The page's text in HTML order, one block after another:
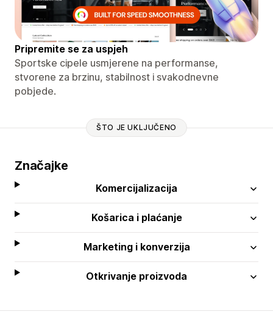
Pripremite se za uspjeh
Sportske cipele usmjerene na performanse,
stvorene za brzinu, stabilnost i svakodnevne
pobjede.
ŠTO JE UKLJUČENO
Značajke
Komercijalizacija
Košarica i plaćanje
Marketing i konverzija
Otkrivanje proizvoda